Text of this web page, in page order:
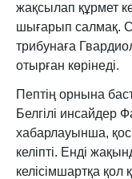
жақсылап құрмет
шығарып салмақ.
трибунаға
отырған көрінеді.
Пептің орнына
Белгілі инсайдер
хабарлауынша, қос
келіпті. Енді
келісімшартқа қол